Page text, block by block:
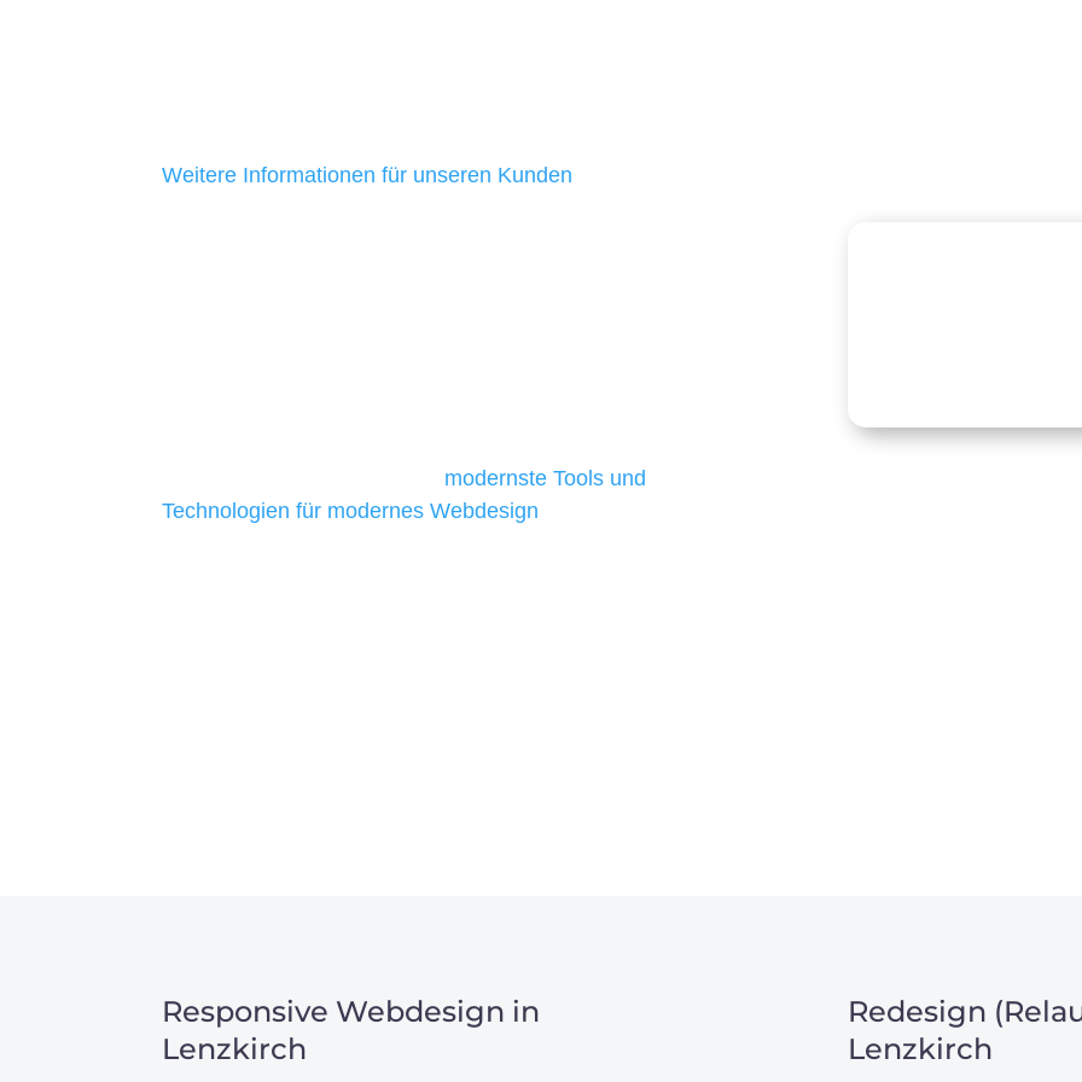
Weitere Informationen für unseren Kunden
modernste Tools und
Technologien für modernes Webdesign
Responsive Webdesign in
Lenzkirch
Redesign
Lenzkirch